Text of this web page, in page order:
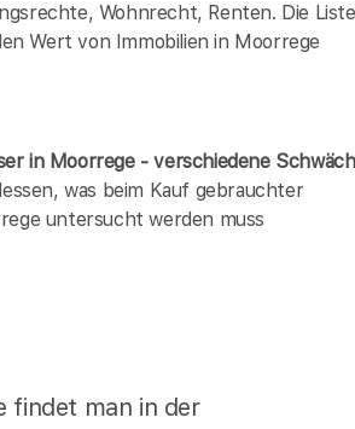
Wohnrecht, Renten. Die Liste
Wert von Immobilien in Moorrege
in Moorrege - verschiedene
was beim Kauf gebrauchter
untersucht werden muss
findet man in der